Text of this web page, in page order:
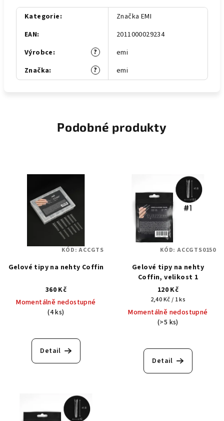
Kategorie:
Značka EMI
EAN:
2011000029234
?
Výrobce:
emi
?
Značka: emi
Podobné produkty
Gelové tipy na nehty Coffin
360 Kč
Momentálně nedostupné
(4 ks)
Detail
KÓD:ACCGTS
Gelové tipy na nehty
Coffin, velikost 1
120 Kč
Měrná
cena:
2,40 Kč / 1 ks
Momentálně nedostupné
(>5 ks)
Detail
KÓD: ACCGTS0150